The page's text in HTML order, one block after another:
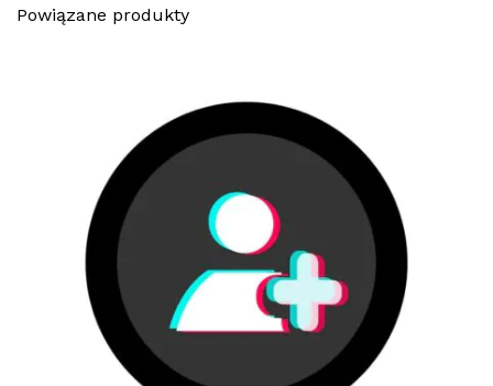
Powiązane produkty